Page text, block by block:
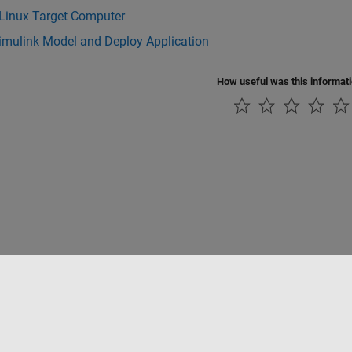
Target Computer
Model and Deploy Application
How useful was this